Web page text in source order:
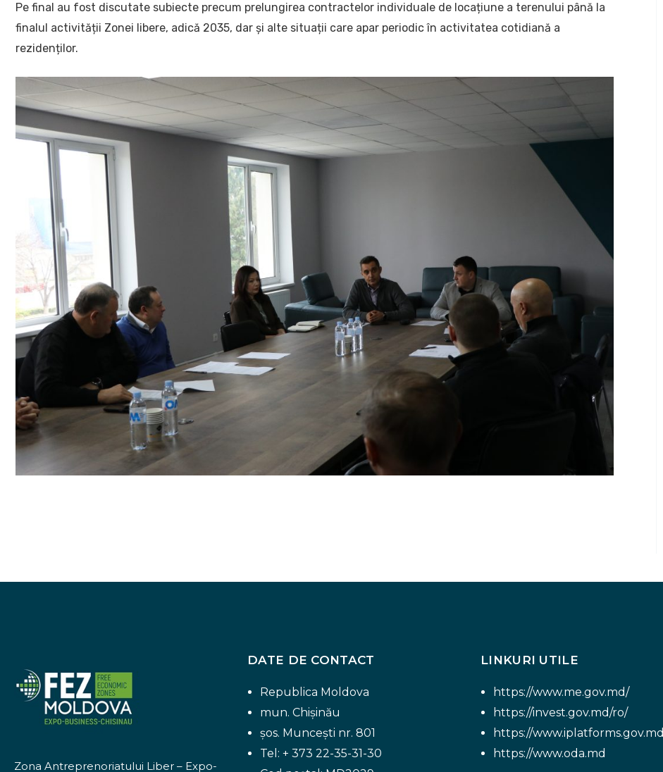
Pe final au fost discutate subiecte precum prelungirea contractelor individuale de locațiune a terenului până la
finalul activității Zonei libere, adică 2035, dar și alte situații care apar periodic în activitatea cotidiană a
rezidenților.
Zona Antreprenoriatului Liber – Expo-
DATE DE CONTACT
Republica Moldova
mun. Chișinău
șos. Muncești nr. 801
Tel: + 373 22-35-31-30
LINKURI UTILE
https://www.me.gov.md/
https://invest.gov.md/ro/
https://www.iplatforms.gov.md
https://www.oda.md